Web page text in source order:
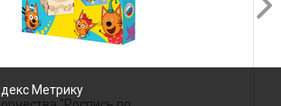
Метрику